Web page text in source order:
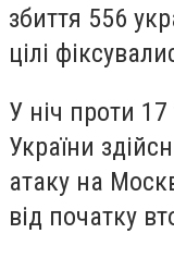
збиття 556
цілі
У ніч проти
України
атаку на
від початку